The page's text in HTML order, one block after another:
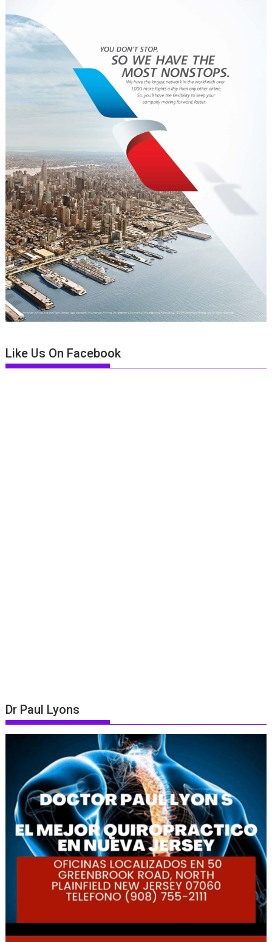
Like Us On Facebook
Dr Paul Lyons